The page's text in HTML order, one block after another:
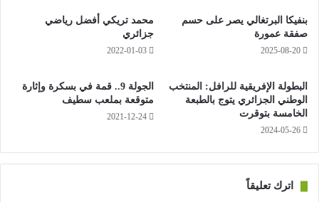
شكر الدولي الجزائري “الرحالة”، العربي هلال سوداني، ناديه
بنفيكا البرتغالي يصر على حسم
صفقة عمورة
2025-08-20
محمد تريكي أفضل رياضي
جزائري
2022-01-03
البطولة الإفريقية للرافل: المنتخب
الوطني الجزائري يتوج بالطبعة
الخامسة بتوقرت
2024-05-26
الجولة 9.. قمة في بسكرة وإثارة
متوقعة بملعب سطيف
2021-12-24
اترك تعليقاً